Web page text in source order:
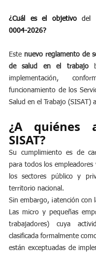
¿Cuál es el objetivo del
0004-2026?
Este nuevo reglamento de
de salud en el trabajo
implementación,
funcionamiento de los
Salud en el Trabajo (SISAT)
¿A quiénes
SISAT?
Su cumplimiento es de
para todos los
los sectores público y
territorio nacional.
Sin embargo, ¡atención con
Las micro y pequeñas
trabajadores) cuya
clasificada formalmente
están exceptuadas de